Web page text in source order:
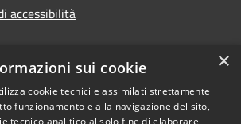
accessibilità
×
sui cookie
cookie tecnici e assimilati strettamente
funzionamento e alla navigazione del sito,
tecnico analitico al solo fine di elaborare